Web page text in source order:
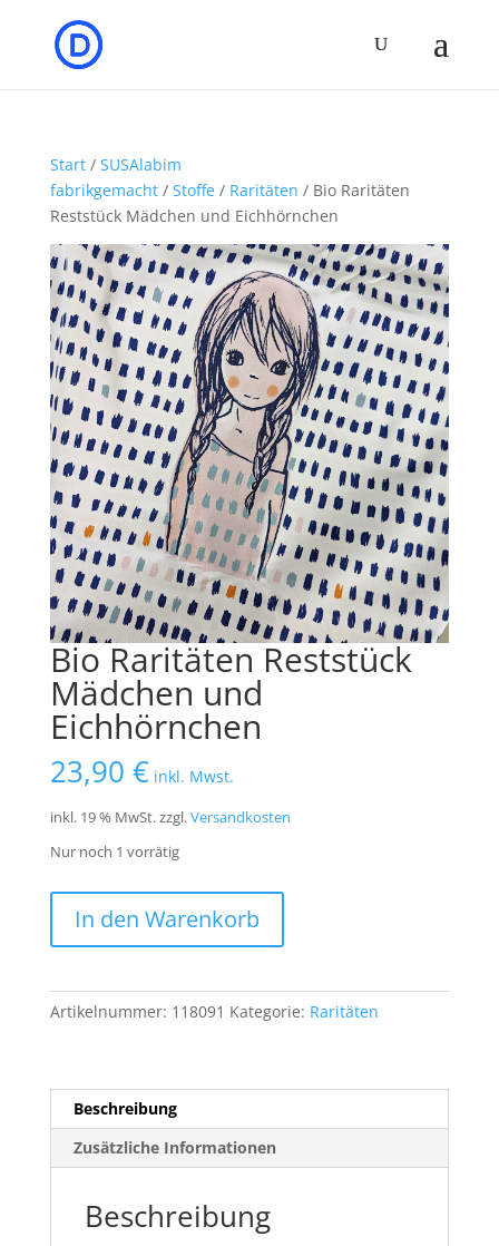
Start/ SUSAlabim
fabrikgemacht/ Stoffe/ Raritäten / Bio Raritäten
Reststück Mädchen und Eichhörnchen
Bio Raritäten Reststück
Mädchen und
Eichhörnchen
23,90 € inkl. Mwst.
inkl. 19 % MwSt.zzgl.Versandkosten
Nur noch 1 vorrätig
Raritäten
und
In den Warenkorb
Artikelnummer: 118091 Kategorie: Raritäten
Beschreibung
Zusätzliche Informationen
Beschreibung